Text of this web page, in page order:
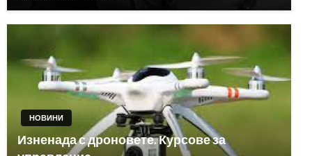
НОВИНИ
Изненада с дроновете. Курсове за